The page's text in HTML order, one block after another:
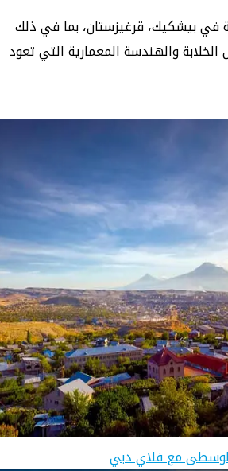
في بيشكيك، قرغيزستان، بما في ذلك
الخلابة والهندسة المعمارية التي تعود
مع فلاي دبي